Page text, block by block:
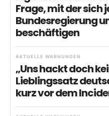
Frage, mit der sich
Bundesregierung
beschäftigen
AKTUELLE WARNUNGEN
„Uns hackt doch
Lieblingssatz
kurz vor dem